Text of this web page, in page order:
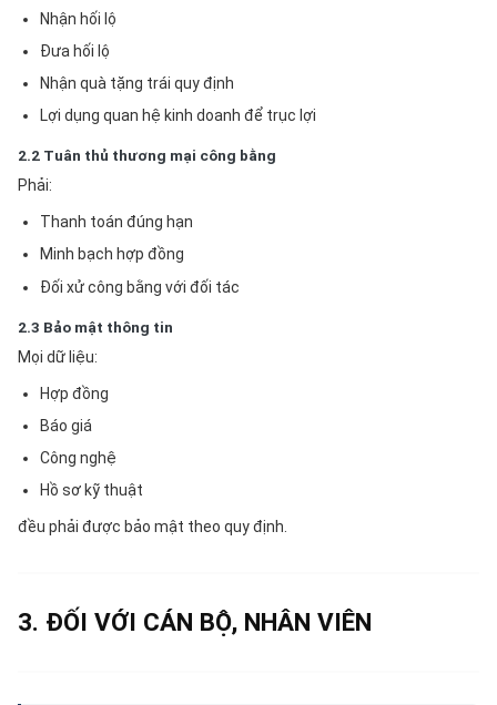
Nhận hối lộ
Đưa hối lộ
Nhận quà tặng trái quy định
Lợi dụng quan hệ kinh doanh để trục lợi
2.2 Tuân thủ thương mại công bằng
Phải:
Thanh toán đúng hạn
Minh bạch hợp đồng
Đối xử công bằng với đối tác
2.3 Bảo mật thông tin
Mọi dữ liệu:
Hợp đồng
Báo giá
Công nghệ
Hồ sơ kỹ thuật
đều phải được bảo mật theo quy định.
3. ĐỐI VỚI CÁN BỘ, NHÂN VIÊN